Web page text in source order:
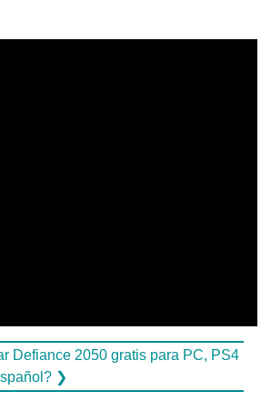
Defiance 2050 gratis para PC, PS4
❯